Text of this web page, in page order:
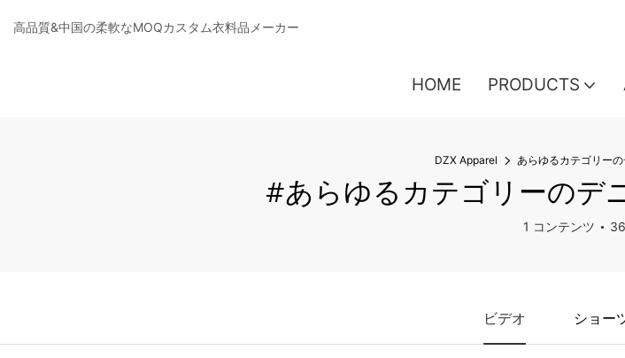
高品質&中国の柔軟なMOQカスタム衣料品メーカー
HOME PRODUCTS
DZX Apparel あらゆるカテゴリー
#あらゆるカテゴリーのデ
1 コンテンツ
ビデオ ショー